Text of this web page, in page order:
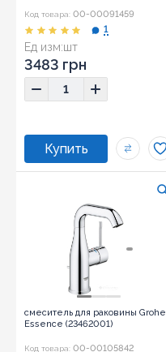
Код товара: 00-00091459
Ед изм:шт
1
3483 грн
смеситель для раковины Grohe
Essence (23462001)
Код товара: 00-00105842